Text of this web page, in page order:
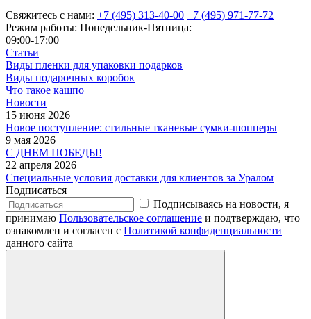
Свяжитесь с нами: +7 (495) 313-40-00 +7 (495) 971-77-72
Режим работы: Понедельник-Пятница:
09:00-17:00
Статьи
Виды пленки для упаковки подарков
Виды подарочных коробок
Что такое кашпо
Новости
15 июня 2026
Новое поступление: стильные тканевые сумки-шопперы
9 мая 2026
С ДНЕМ ПОБЕДЫ!
22 апреля 2026
Специальные условия доставки для клиентов за Уралом
Подписаться
Подписываясь на новости, я
принимаю Пользовательское соглашение и подтверждаю, что
ознакомлен и согласен с Политикой конфиденциальности
данного сайта